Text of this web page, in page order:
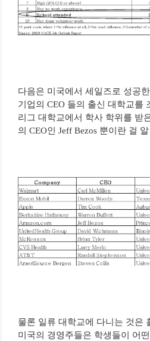
다음은 미국에서 세일즈로 성공한
기업의 CEO 들의 출신 대학교를
리그 대학교에서 학사 학위를 받
의 CEO인 Jeff Bezos 뿐이란 걸
물론 일류 대학교에 다니는 것은
미국의 경영주들은 학생들이 어